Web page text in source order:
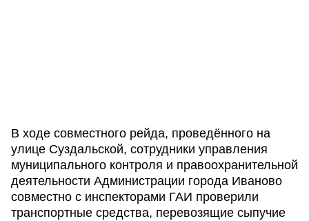
В ходе совместного рейда, проведённого на
улице Суздальской, сотрудники управления
муниципального контроля и правоохранительной
деятельности Администрации города Иваново
совместно с инспекторами ГАИ проверили
транспортные средства, перевозящие сыпучие